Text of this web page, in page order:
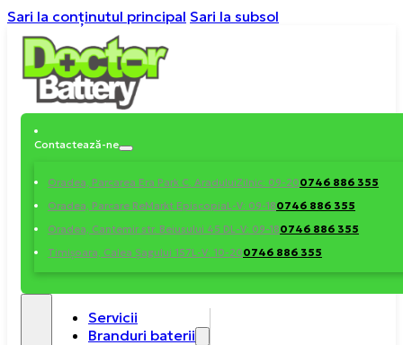
Sari la conținutul principal Sari la subsol
Contactează-ne
Oradea, Parcarea Era Park C. AraduluiZilnic: 09-200746 886 355
Oradea, Parcare ReMarkt EpiscopiaL-V: 09-180746 886 355
Oradea, Cantemir str. Beiusului 45 DL-V: 09-180746 886 355
Timișoara, Calea Șagului 157L-V: 10-200746 886 355
Servicii
Branduri baterii